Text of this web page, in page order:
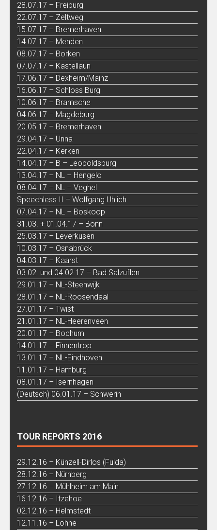
28.07.17 – Freiburg
22.07.17 – Zeltweg
15.07.17 – Bremerhaven
14.07.17 – Menden
08.07.17 – Borken
07.07.17 – Kastellaun
17.06.17 – Dexheim/Mainz
16.06.17 – Schloss Burg
10.06.17 – Bramsche
04.06.17 – Magdeburg
20.05.17 – Bremerhaven
29.04.17 – Unna
22.04.17 – Kerken
14.04.17 – B – Leopoldsburg
13.04.17 – NL – Hengelo
08.04.17 – NL – Veghel
Speechless II – Wolfgang Uhlich
07.04.17 – NL – Boskoop
31.03. + 01.04.17 – Bonn
25.03.17 – Leverkusen
10.03.17 – Osnabrück
04.03.17 – Kaarst
03.02. und 04.02.17 – Bad Salzuflen
29.01.17 – NL-Steenwijk
28.01.17 – NL-Roosendaal
27.01.17 – Twist
21.01.17 – NL-Heerenveen
20.01.17 – Bochum
14.01.17 – Finnentrop
13.01.17 – NL-Eindhoven
11.01.17 – Hamburg
08.01.17 – Isernhagen
(Deutsch) 06.01.17 – Schwerin
TOUR REPORTS 2016
29.12.16 – Künzell-Dirlos (Fulda)
28.12.16 – Nürnberg
27.12.16 – Mühlheim am Main
16.12.16 – Itzehoe
02.12.16 – Helmstedt
12.11.16 – Löhne